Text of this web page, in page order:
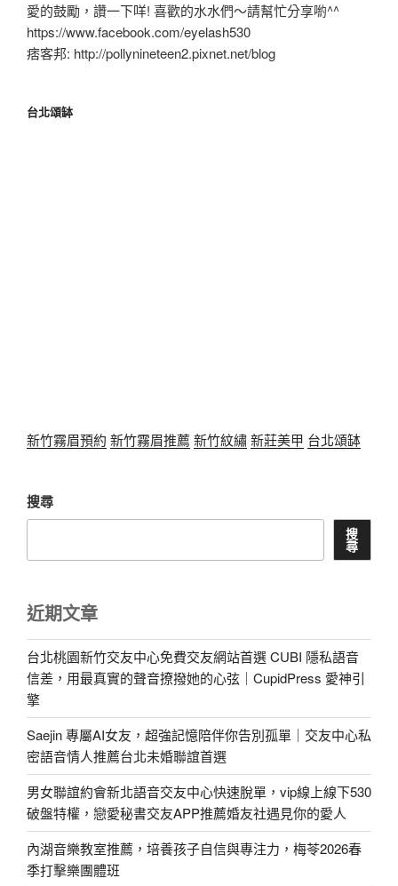
愛的鼓勵，讚一下咩! 喜歡的水水們～請幫忙分享喲^^
https://www.facebook.com/eyelash530
痞客邦: http://pollynineteen2.pixnet.net/blog
台北頌缽
新竹霧眉預約 新竹霧眉推薦 新竹紋繡新莊美甲 台北頌缽
搜尋
搜
尋
近期文章
台北桃園新竹交友中心免費交友網站首選 CUBI 隱私語音
信差，用最真實的聲音撩撥她的心弦｜CupidPress 愛神引
擎
Saejin 專屬AI女友，超強記憶陪伴你告別孤單｜交友中心私
密語音情人推薦台北未婚聯誼首選
男女聯誼約會新北語音交友中心快速脫單，vip線上線下530
破盤特權，戀愛秘書交友APP推薦婚友社遇見你的愛人
內湖音樂教室推薦，培養孩子自信與專注力，梅苓2026春
季打擊樂團體班